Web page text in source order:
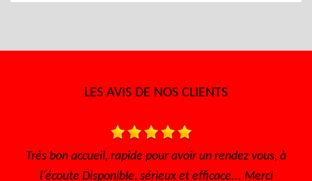
LES AVIS DE NOS CLIENTS
Très bon accueil, rapide pour avoir un rendez vous, à
l'écoute Disponible, sérieux et efficace... Merci